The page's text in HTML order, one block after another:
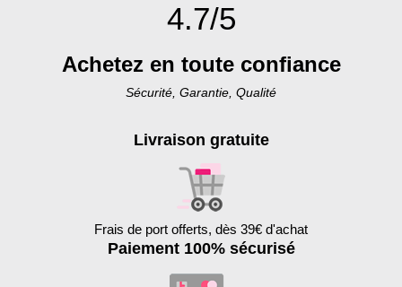
4.7/5
Achetez en toute confiance
Sécurité, Garantie, Qualité
Livraison gratuite
Frais de port offerts, dès 39€ d'achat
Paiement 100% sécurisé